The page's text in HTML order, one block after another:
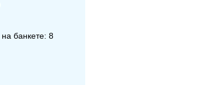
, на банкете: 8